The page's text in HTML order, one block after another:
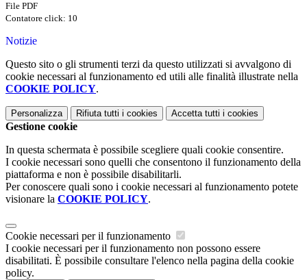
File PDF
Contatore click: 10
Notizie
Questo sito o gli strumenti terzi da questo utilizzati si avvalgono di
cookie necessari al funzionamento ed utili alle finalità illustrate nella
COOKIE POLICY.
Personalizza Rifiuta tutti i cookies Accetta tutti i cookies
Gestione cookie
In questa schermata è possibile scegliere quali cookie consentire.
I cookie necessari sono quelli che consentono il funzionamento della
piattaforma e non è possibile disabilitarli.
Per conoscere quali sono i cookie necessari al funzionamento potete
visionare la COOKIE POLICY.
Cookie necessari per il funzionamento
I cookie necessari per il funzionamento non possono essere
disabilitati. È possibile consultare l'elenco nella pagina della cookie
policy.